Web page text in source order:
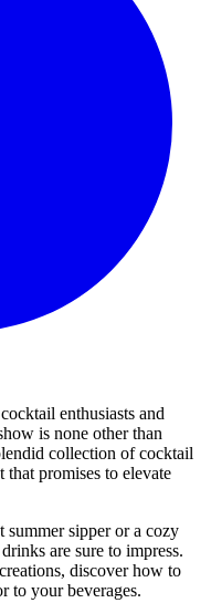
enthusiasts and
is none other than
collection of cocktail
promises to elevate
summer sipper or a cozy
are sure to impress.
discover how to
to your beverages.